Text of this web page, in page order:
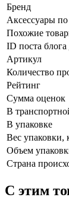
Бренд
Аксессуары
Похожие
ID поста
Артикул
Количество
Рейтинг
Сумма оценок
В
В упаковке
Вес упаковки,
Объем
Страна
C этим